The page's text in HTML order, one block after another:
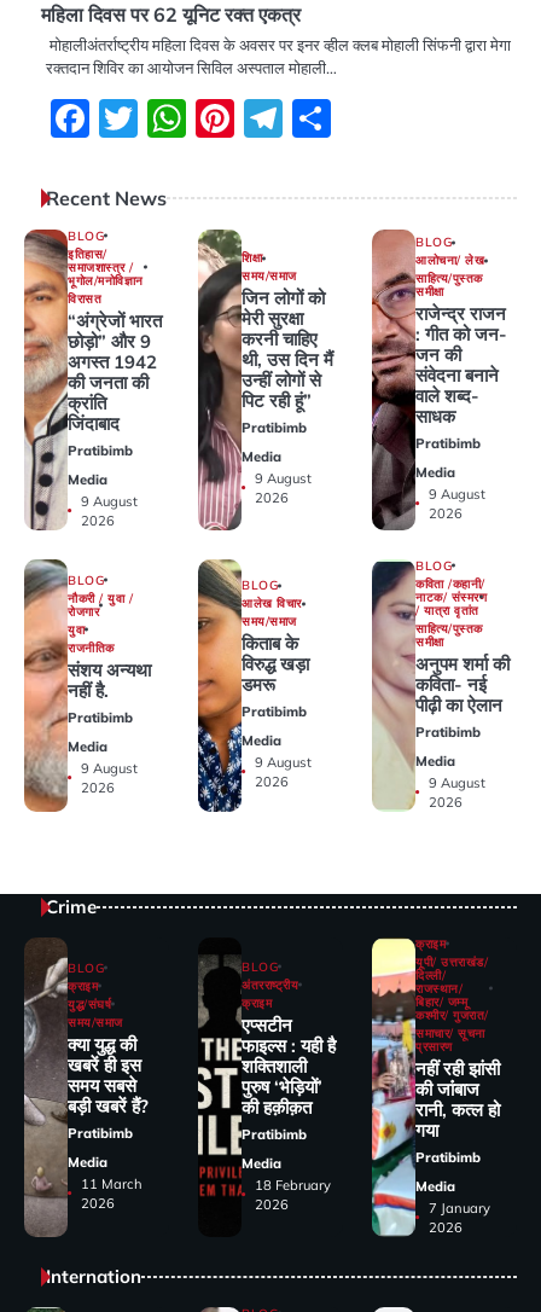
महिला दिवस पर 62 यूनिट रक्त एकत्र
मोहालीअंतर्राष्ट्रीय महिला दिवस के अवसर पर इनर व्हील क्लब मोहाली सिंफनी द्वारा मेगा
रक्तदान शिविर का आयोजन सिविल अस्पताल मोहाली…
Facebook
Twitter
WhatsApp
Pinterest
Telegram
Recent News
BLOG
इतिहास/
समाजशास्त्र /
भूगोल/मनोविज्ञान
विरासत
“अंग्रेजों भारत
छोड़ो” और 9
अगस्त 1942
की जनता की
क्रांति
जिंदाबाद
Pratibimb
Media
9 August
2026
शिक्षा
समय/समाज
जिन लोगों को
मेरी सुरक्षा
करनी चाहिए
थी, उस दिन मैं
उन्हीं लोगों से
पिट रही हूं”
Pratibimb
Media
9 August
2026
BLOG
आलोचना/ लेख
साहित्य/पुस्तक
समीक्षा
राजेन्द्र राजन
: गीत को जन-
जन की
संवेदना बनाने
वाले शब्द-
साधक
Pratibimb
Media
9 August
2026
BLOG
नौकरी / युवा /
रोजगार
युवा
राजनीतिक
संशय अन्यथा
नहीं है.
Pratibimb
Media
9 August
2026
BLOG
आलेख विचार
समय/समाज
किताब के
विरुद्ध खड़ा
डमरू
Pratibimb
Media
9 August
2026
BLOG
कविता /कहानी/
नाटक/ संस्मरण
/ यात्रा वृतांत
साहित्य/पुस्तक
समीक्षा
अनुपम शर्मा की
कविता- नई
पीढ़ी का ऐलान
Pratibimb
Media
9 August
2026
Crime
BLOG
क्राइम
युद्ध/संघर्ष
समय/समाज
क्या युद्ध की
खबरें ही इस
समय सबसे
बड़ी खबरें हैं?
Pratibimb
Media
11 March
2026
BLOG
अंतरराष्ट्रीय
क्राइम
एप्सटीन
फाइल्स : यही है
शक्तिशाली
पुरुष ‘भेड़ियों’
की हक़ीक़त
Pratibimb
Media
18 February
2026
क्राइम
यूपी/ उत्तराखंड/
दिल्ली/
राजस्थान/
बिहार/ जम्मू
कश्मीर/ गुजरात/
समाचार/ सूचना
प्रसारण
नहीं रही झांसी
की जांंबाज
रानी, कत्‍ल हो
गया
Pratibimb
Media
7 January
2026
Internation